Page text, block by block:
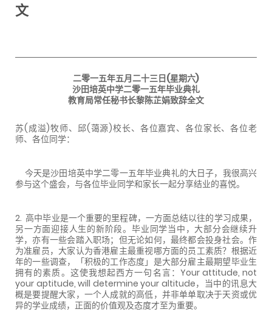
文
二零一五年五月二十三日(星期六)
沙田培英中学二零一五年毕业典礼
教育局常任秘书长黎陈芷娟致辞全文
苏(成溢)牧师、邱(蔼源)校长、各位嘉宾、各位家长、各位老
师、各位同学：
今天是沙田培英中学二零一五年毕业典礼的大日子，我很高兴
参与这个盛会，与各位毕业同学和家长一起分享结业的喜悦。
2. 高中毕业是一个重要的里程碑，一方面总结以往的学习成果，
另一方面迎接人生的新阶段。毕业同学当中，大部分会继续升
学，亦有一些会踏入职场；但无论如何，最终都会投身社会。作
为准雇员，大家认为香港雇主最重视哪方面的员工素质？根据近
年的一些调查，「积极的工作态度」是大部分雇主最期望毕业生
拥有的素质。这使我想起西方一句名言：Your attitude, not
your aptitude, will determine your altitude，当中的讯息大
概是要提醒大家，一个人成就的高低，并非单单取决于天资或优
异的学业成绩，正面的价值观及态度才至为重要。